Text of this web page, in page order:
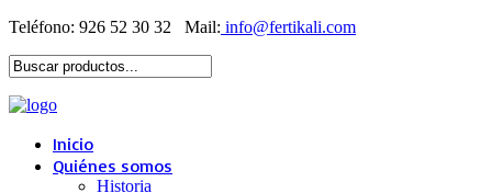
Teléfono: 926 52 30 32 Mail:
Inicio
Quiénes somos
Historia